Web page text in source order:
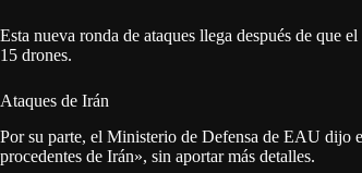
Esta nueva ronda de ataques llega después de que
15 drones.
Ataques de Irán
Por su parte, el Ministerio de Defensa de EAU dijo
procedentes de Irán», sin aportar más detalles.